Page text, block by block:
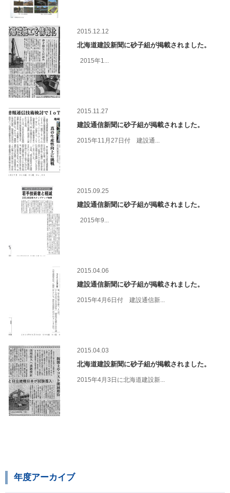
2015.12.12
北海道建設新聞に砂子組が掲載されました。
2015年1...
2015.11.27
建設通信新聞に砂子組が掲載されました。
2015年11月27日付 建設通...
2015.09.25
建設通信新聞に砂子組が掲載されました。
2015年9...
2015.04.06
建設通信新聞に砂子組が掲載されました。
2015年4月6日付 建設通信新...
2015.04.03
北海道建設新聞に砂子組が掲載されました。
2015年4月3日に北海道建設新...
年度アーカイブ